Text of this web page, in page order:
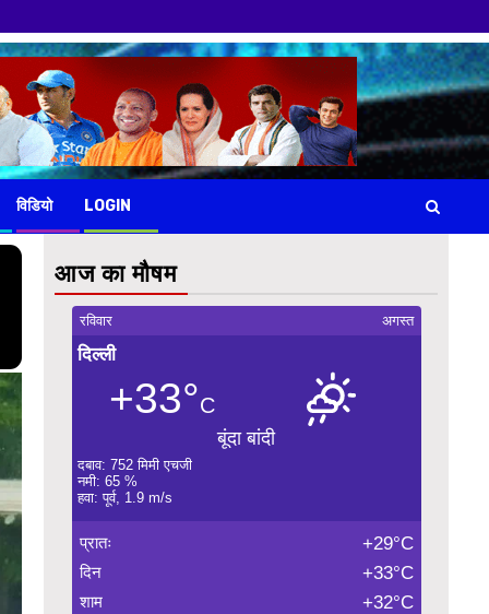
विडियो LOGIN
आज का मौषम
रविवार अगस्त
दिल्ली
+33°C
बूंदा बांदी
दबाव: 752 मिमी एचजी
नमी: 65 %
हवा: पूर्व, 1.9 m/s
प्रातः +29°C
दिन +33°C
शाम +32°C